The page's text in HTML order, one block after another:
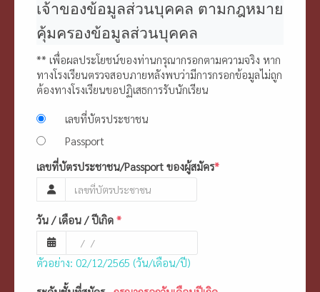
เจ้าของข้อมูลส่วนบุคคล ตามกฎหมาย
คุ้มครองข้อมูลส่วนบุคคล
** เพื่อผลประโยชน์ของท่านกรุณากรอกตามความจริง หาก
ทางโรงเรียนตรวจสอบภายหลังพบว่ามีการกรอกข้อมูลไม่ถูก
ต้องทางโรงเรียนขอปฏิเสธการรับนักเรียน
เลขที่บัตรประชาชน
Passport
เลขที่บัตรประชาชน/Passport ของผู้สมัคร*
วัน / เดือน / ปีเกิด *
ตัวอย่าง: 02/12/2565 (วัน/เดือน/ปี)